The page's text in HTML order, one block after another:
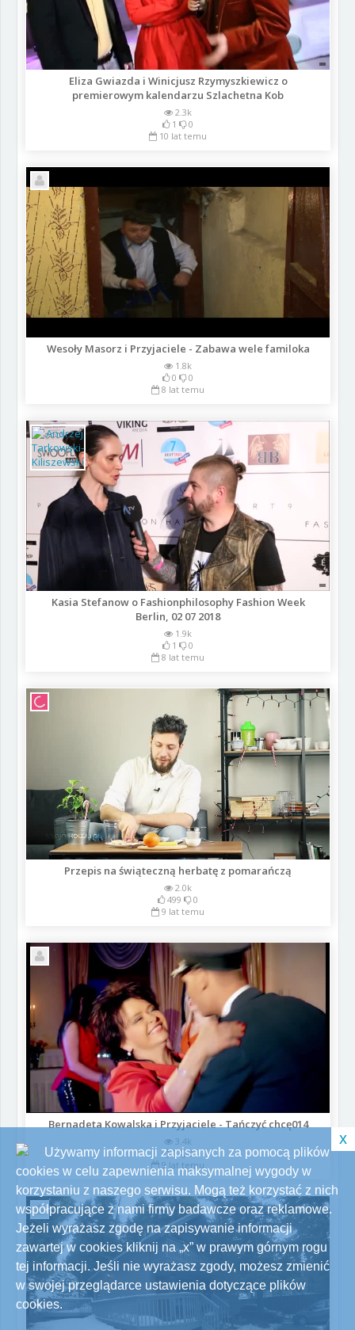
Eliza Gwiazda i Winicjusz Rzymyszkiewicz o
premierowym kalendarzu Szlachetna Kob
2.3k
1
0
10 lat temu
Wesoły Masorz i Przyjaciele - Zabawa wele familoka
1.8k
0
0
8 lat temu
Kasia Stefanow o Fashionphilosophy Fashion Week
Berlin, 02 07 2018
1.9k
1
0
8 lat temu
Przepis na świąteczną herbatę z pomarańczą
2.0k
499
0
9 lat temu
Bernadeta Kowalska i Przyjaciele - Tańczyć chcę014
3.4k
0 0
9 lat temu
Używamy informacji zapisanych za pomocą plików
cookies w celu zapewnienia maksymalnej wygody w
korzystaniu z naszego serwisu. Mogą też korzystać z nich
współpracujące z nami firmy badawcze oraz reklamowe.
Jeżeli wyrażasz zgodę na zapisywanie informacji
zawartej w cookies kliknij na „x” w prawym górnym rogu
tej informacji. Jeśli nie wyrażasz zgody, możesz zmienić
w swojej przeglądarce ustawienia dotyczące plików
cookies.
x